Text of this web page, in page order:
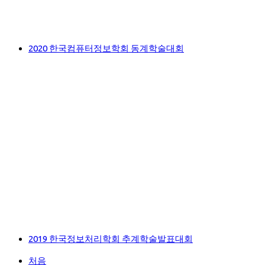
2020 한국컴퓨터정보학회 동계학술대회
2019 한국정보처리학회 추계학술발표대회
처음